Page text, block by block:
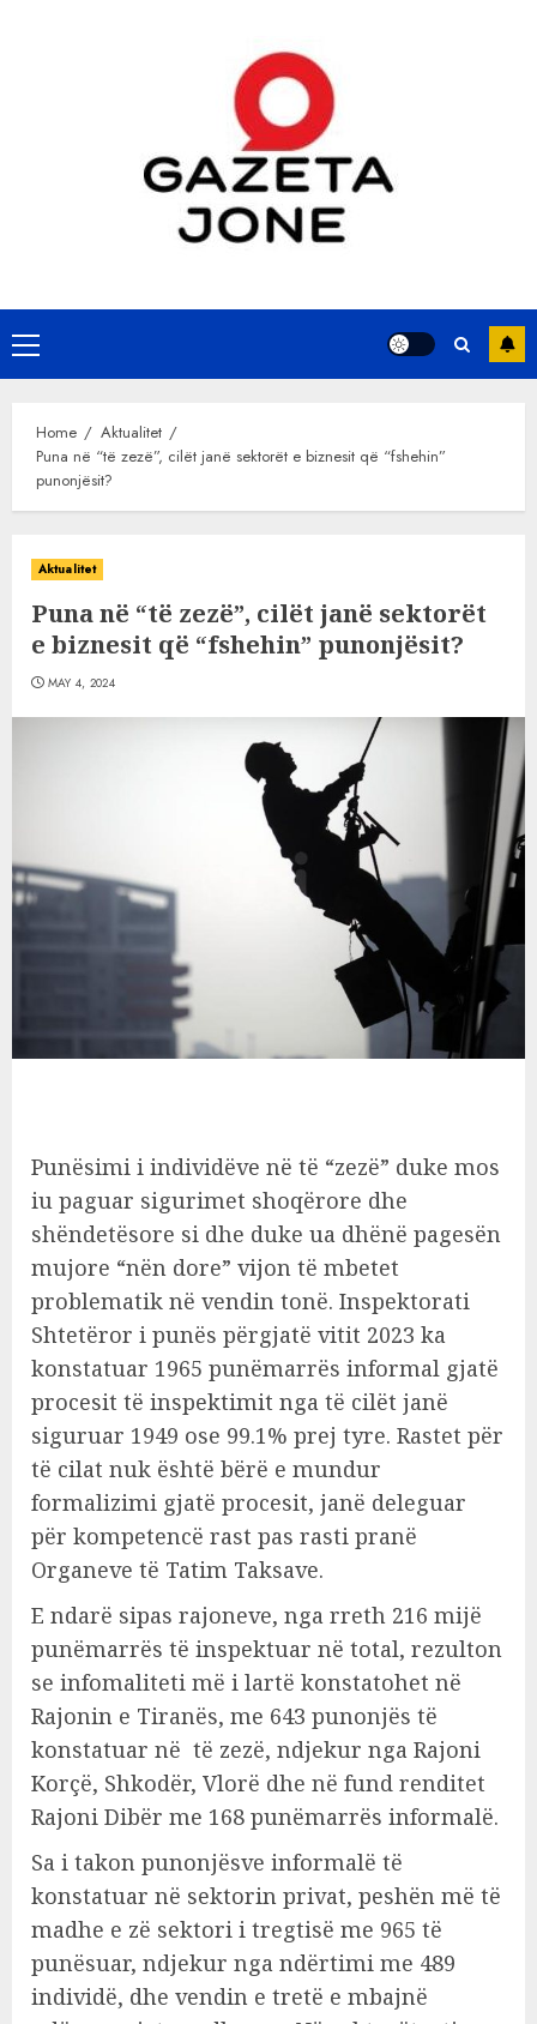
Primary
Menu
Home
Aktualitet
Puna në “të zezë”, cilët janë sektorët e biznesit që “fshehin”
punonjësit?
Aktualitet
Puna në “të zezë”, cilët janë sektorët
e biznesit që “fshehin” punonjësit?
MAY 4, 2024
Punësimi i individëve në të “zezë” duke mos
iu paguar sigurimet shoqërore dhe
shëndetësore si dhe duke ua dhënë pagesën
mujore “nën dore” vijon të mbetet
problematik në vendin tonë. Inspektorati
Shtetëror i punës përgjatë vitit 2023 ka
konstatuar 1965 punëmarrës informal gjatë
procesit të inspektimit nga të cilët janë
siguruar 1949 ose 99.1% prej tyre. Rastet për
të cilat nuk është bërë e mundur
formalizimi gjatë procesit, janë deleguar
për kompetencë rast pas rasti pranë
Organeve të Tatim Taksave.
E ndarë sipas rajoneve, nga rreth 216 mijë
punëmarrës të inspektuar në total, rezulton
se infomaliteti më i lartë konstatohet në
Rajonin e Tiranës, me 643 punonjës të
konstatuar në të zezë, ndjekur nga Rajoni
Korçë, Shkodër, Vlorë dhe në fund renditet
Rajoni Dibër me 168 punëmarrës informalë.
Sa i takon punonjësve informalë të
konstatuar në sektorin privat, peshën më të
madhe e zë sektori i tregtisë me 965 të
punësuar, ndjekur nga ndërtimi me 489
individë, dhe vendin e tretë e mbajnë